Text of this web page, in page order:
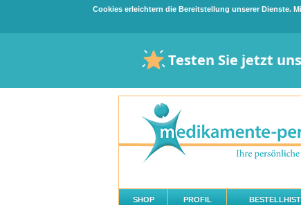
Cookies erleichtern die Bereitstellung unserer Dienste.
Testen Sie jetzt
SHOP PROFIL